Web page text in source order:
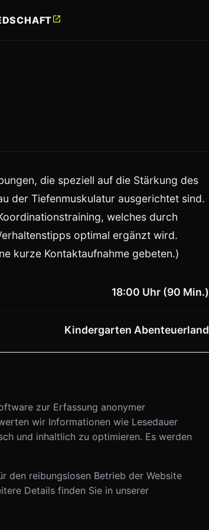
zur Erfassung anonymer
wir Informationen wie Lesedauer
und inhaltlich zu optimieren. Es werden
den reibungslosen Betrieb der Website
Details finden Sie in unserer
open_in_new
die speziell auf die Stärkung des
der Tiefenmuskulatur ausgerichtet sind.
welches durch
optimal ergänzt wird.
kurze Kontaktaufnahme gebeten.)
18:00 Uhr (90 Min.)
Kindergarten Abenteuerland